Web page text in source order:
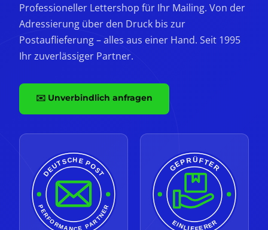
Professioneller Lettershop für Ihr Mailing. Von der
Adressierung über den Druck bis zur
Postauflieferung – alles aus einer Hand. Seit 1995
Ihr zuverlässiger Partner.
✉️ Unverbindlich anfragen
DEUTSCHE POST
PERFORMANCE PARTNER
GEPRÜFTER
EINLIEFERER